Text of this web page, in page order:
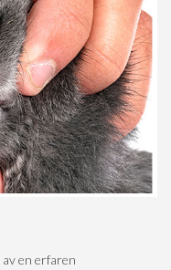
en erfaren